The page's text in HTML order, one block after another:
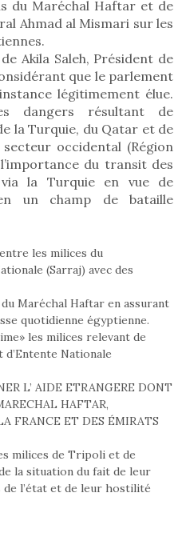
du Maréchal Haftar et de
Ahmad al Mismari sur les
Akila Saleh, Président de
que le parlement
légitimement élue.
dangers résultant de
la Turquie, du Qatar et de
occidental (Région
du transit des
la Turquie en vue de
un champ de bataille
les milices du
(Sarraj) avec des
Maréchal Haftar en assurant
quotidienne égyptienne.
les milices relevant de
Nationale
L’ AIDE ETRANGERE DONT
HAFTAR,
FRANCE ET DES ÉMIRATS
milices de Tripoli et de
la situation du fait de leur
l’état et de leur hostilité